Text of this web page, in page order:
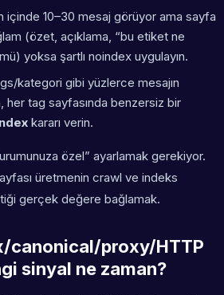
içinde 10–30 mesaj görüyor ama sayfa
(özet, açıklama, “bu etiket ne
yoksa şartlı noindex uygulayın.
kategori gibi yüzlerce mesajın
her tag sayfasında benzersiz bir
kararı verin.
özel” ayarlamak gerekiyor.
üretmenin crawl ve indeks
gerçek değere bağlamak.
canonical/proxy/HTTP
sinyal ne zaman?